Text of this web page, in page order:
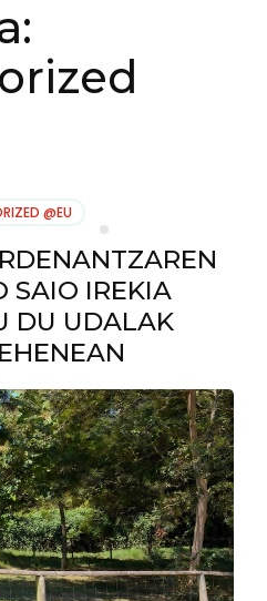
@EU
SAIO IREKIA
DU UDALAK